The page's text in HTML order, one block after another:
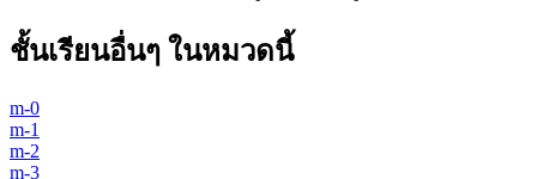
ชั้นเรียนอื่นๆ ในหมวดนี้
m-0
m-1
m-2
m-3